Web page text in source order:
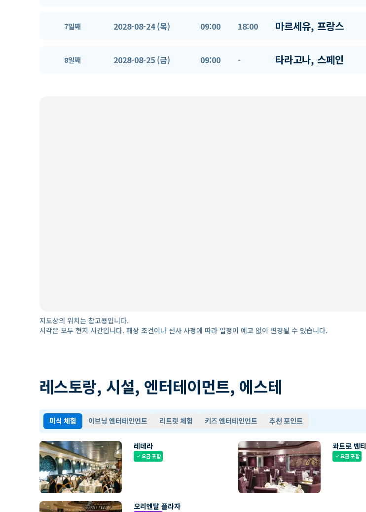
7일째 2028-08-24 (목) 09:00 18:00 마르세유, 프랑스
8일째 2028-08-25 (금) 09:00 - 타라고나, 스페인
지도상의 위치는 참고용입니다.
시각은 모두 현지 시간입니다. 해상 조건이나 선사 사정에 따라 일정이 예고 없이 변경될 수 있습니다.
레스토랑, 시설, 엔터테이먼트, 에스테
미식 체험 이브닝 엔터테인먼트 리트릿 체험 키즈 엔터테인먼트 추천 포인트
레데라
check요금 포함
콰트로 벤티
check요금 포함
오리엔탈 플라자